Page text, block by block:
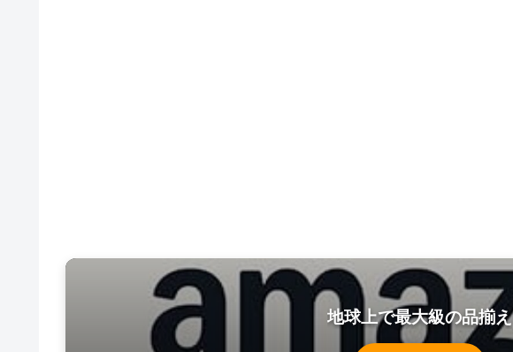
地球上で最大級の品揃え